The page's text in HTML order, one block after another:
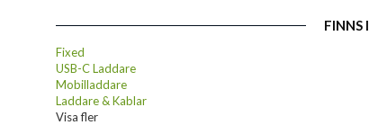
FINNS I
Fixed
USB-C Laddare
Mobilladdare
Laddare & Kablar
Visa fler